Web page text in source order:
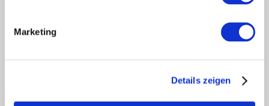
Marketing
Details zeigen
Login wine industry
Rheinhessen EXCELLENT